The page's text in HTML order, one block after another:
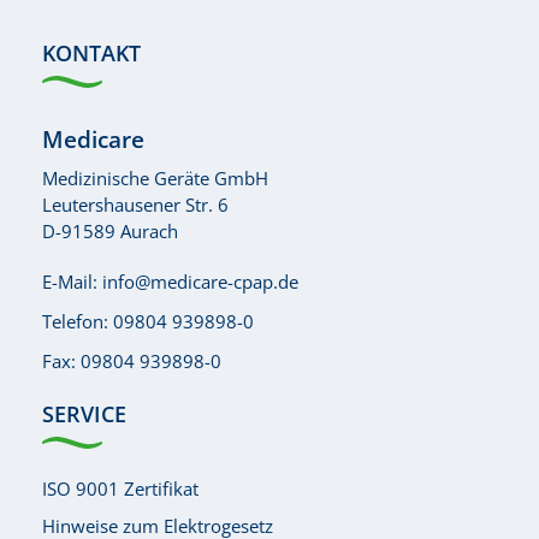
KONTAKT
Medicare
Medizinische Geräte GmbH
Leutershausener Str. 6
D-91589 Aurach
E-Mail: info@medicare-cpap.de
Telefon: 09804 939898-0
Fax: 09804 939898-0
SERVICE
ISO 9001 Zertifikat
Hinweise zum Elektrogesetz